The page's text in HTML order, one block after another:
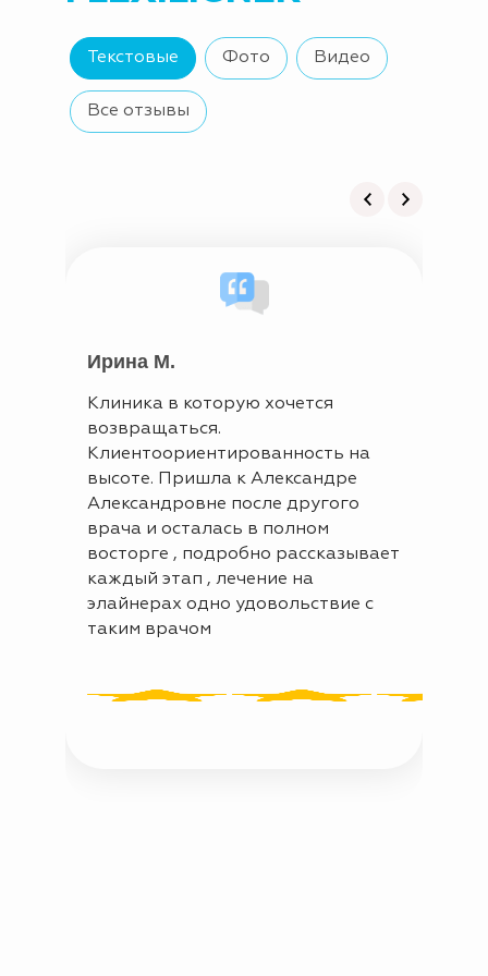
Текстовые Фото Видео
Все отзывы
Ирина М.
Клиника в которую хочется
возвращаться.
Клиентоориентированность на
высоте. Пришла к Александре
Александровне после другого
врача и осталась в полном
восторге , подробно рассказывает
каждый этап , лечение на
элайнерах одно удовольствие с
таким врачом